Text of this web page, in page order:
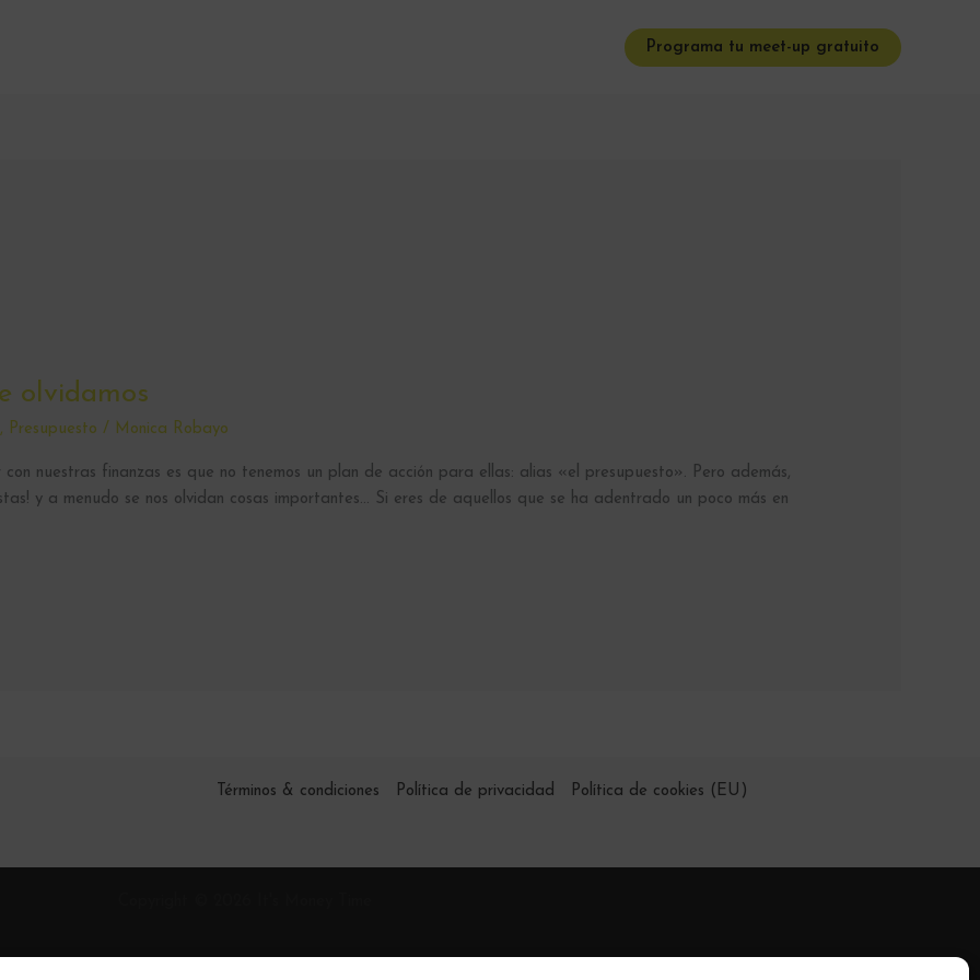
Programa tu meet-up gratuito
olvidamos
, Presupuesto / Monica Robayo
nuestras finanzas es que no tenemos un plan de acción para ellas: alias «el presupuesto». Pero además,
y a menudo se nos olvidan cosas importantes… Si eres de aquellos que se ha adentrado un poco más en
Términos & condiciones Política de privacidad Política de cookies (EU)